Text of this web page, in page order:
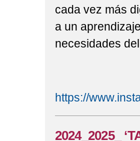
2022 CHARLA A 5ºP/
DEPORTIVO
2022 E. INFANTIL 'EL
cada vez más
a un
necesidades
https://
2024_2025_